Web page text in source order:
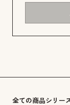
全ての商品シリー